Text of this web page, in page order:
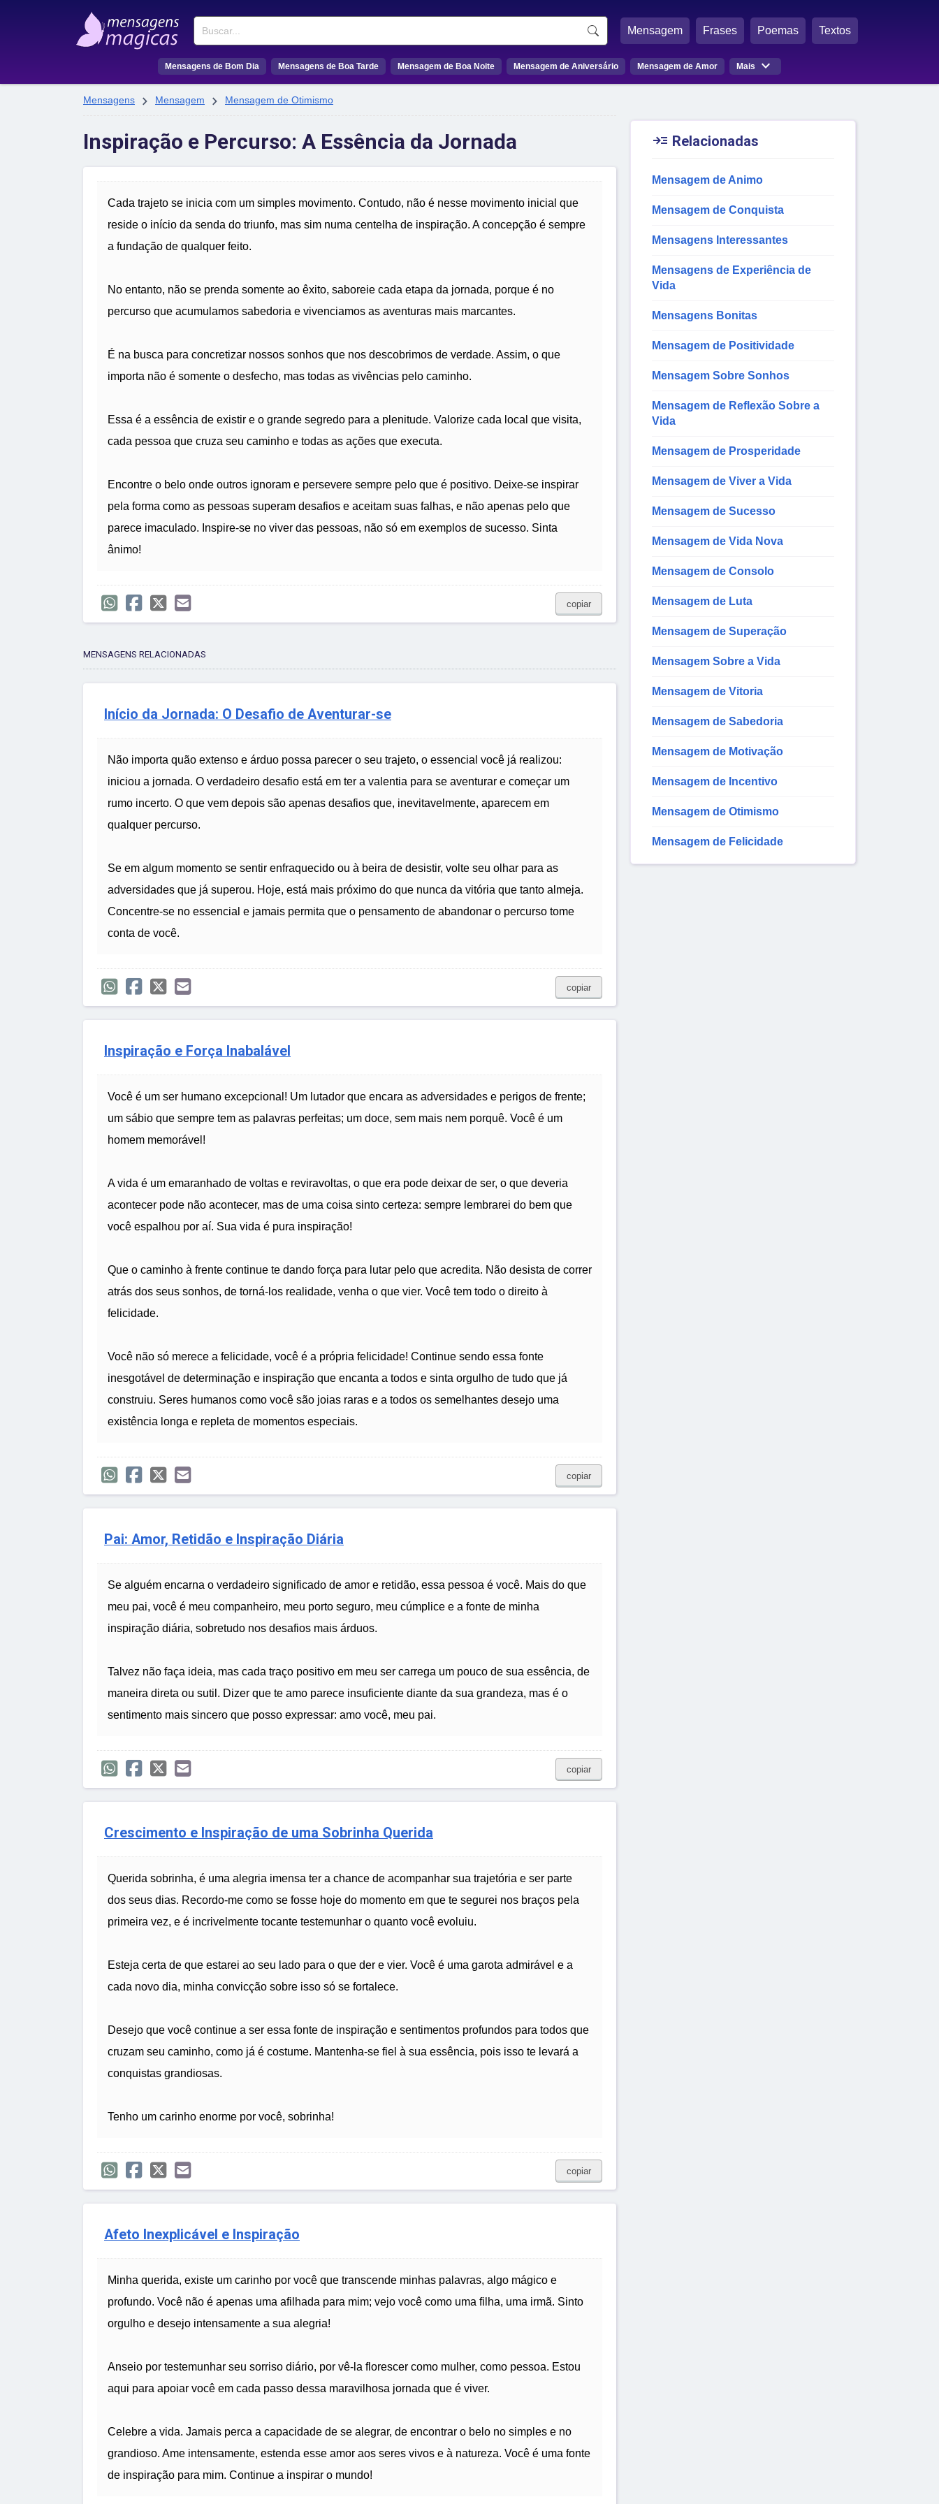
Buscar Mensagem Frases Poemas Textos
Mensagens de Bom Dia Mensagens de Boa Tarde Mensagem de Boa Noite Mensagem de Aniversário Mensagem de Amor Mais 
Mensagens  Mensagem  Mensagem de Otimismo
Inspiração e Percurso: A Essência da Jornada
Cada trajeto se inicia com um simples movimento. Contudo, não é nesse movimento inicial que
reside o início da senda do triunfo, mas sim numa centelha de inspiração. A concepção é sempre
a fundação de qualquer feito.
No entanto, não se prenda somente ao êxito, saboreie cada etapa da jornada, porque é no
percurso que acumulamos sabedoria e vivenciamos as aventuras mais marcantes.
É na busca para concretizar nossos sonhos que nos descobrimos de verdade. Assim, o que
importa não é somente o desfecho, mas todas as vivências pelo caminho.
Essa é a essência de existir e o grande segredo para a plenitude. Valorize cada local que visita,
cada pessoa que cruza seu caminho e todas as ações que executa.
Encontre o belo onde outros ignoram e persevere sempre pelo que é positivo. Deixe-se inspirar
pela forma como as pessoas superam desafios e aceitam suas falhas, e não apenas pelo que
parece imaculado. Inspire-se no viver das pessoas, não só em exemplos de sucesso. Sinta
ânimo!
copiar
MENSAGENS RELACIONADAS
Início da Jornada: O Desafio de Aventurar-se
Não importa quão extenso e árduo possa parecer o seu trajeto, o essencial você já realizou:
iniciou a jornada. O verdadeiro desafio está em ter a valentia para se aventurar e começar um
rumo incerto. O que vem depois são apenas desafios que, inevitavelmente, aparecem em
qualquer percurso.
Se em algum momento se sentir enfraquecido ou à beira de desistir, volte seu olhar para as
adversidades que já superou. Hoje, está mais próximo do que nunca da vitória que tanto almeja.
Concentre-se no essencial e jamais permita que o pensamento de abandonar o percurso tome
conta de você.
copiar
Inspiração e Força Inabalável
Você é um ser humano excepcional! Um lutador que encara as adversidades e perigos de frente;
um sábio que sempre tem as palavras perfeitas; um doce, sem mais nem porquê. Você é um
homem memorável!
A vida é um emaranhado de voltas e reviravoltas, o que era pode deixar de ser, o que deveria
acontecer pode não acontecer, mas de uma coisa sinto certeza: sempre lembrarei do bem que
você espalhou por aí. Sua vida é pura inspiração!
Que o caminho à frente continue te dando força para lutar pelo que acredita. Não desista de correr
atrás dos seus sonhos, de torná-los realidade, venha o que vier. Você tem todo o direito à
felicidade.
Você não só merece a felicidade, você é a própria felicidade! Continue sendo essa fonte
inesgotável de determinação e inspiração que encanta a todos e sinta orgulho de tudo que já
construiu. Seres humanos como você são joias raras e a todos os semelhantes desejo uma
existência longa e repleta de momentos especiais.
copiar
Pai: Amor, Retidão e Inspiração Diária
Se alguém encarna o verdadeiro significado de amor e retidão, essa pessoa é você. Mais do que
meu pai, você é meu companheiro, meu porto seguro, meu cúmplice e a fonte de minha
inspiração diária, sobretudo nos desafios mais árduos.
Talvez não faça ideia, mas cada traço positivo em meu ser carrega um pouco de sua essência, de
maneira direta ou sutil. Dizer que te amo parece insuficiente diante da sua grandeza, mas é o
sentimento mais sincero que posso expressar: amo você, meu pai.
copiar
Crescimento e Inspiração de uma Sobrinha Querida
Querida sobrinha, é uma alegria imensa ter a chance de acompanhar sua trajetória e ser parte
dos seus dias. Recordo-me como se fosse hoje do momento em que te segurei nos braços pela
primeira vez, e é incrivelmente tocante testemunhar o quanto você evoluiu.
Esteja certa de que estarei ao seu lado para o que der e vier. Você é uma garota admirável e a
cada novo dia, minha convicção sobre isso só se fortalece.
Desejo que você continue a ser essa fonte de inspiração e sentimentos profundos para todos que
cruzam seu caminho, como já é costume. Mantenha-se fiel à sua essência, pois isso te levará a
conquistas grandiosas.
Tenho um carinho enorme por você, sobrinha!
copiar
Afeto Inexplicável e Inspiração
Minha querida, existe um carinho por você que transcende minhas palavras, algo mágico e
profundo. Você não é apenas uma afilhada para mim; vejo você como uma filha, uma irmã. Sinto
orgulho e desejo intensamente a sua alegria!
Anseio por testemunhar seu sorriso diário, por vê-la florescer como mulher, como pessoa. Estou
aqui para apoiar você em cada passo dessa maravilhosa jornada que é viver.
Celebre a vida. Jamais perca a capacidade de se alegrar, de encontrar o belo no simples e no
grandioso. Ame intensamente, estenda esse amor aos seres vivos e à natureza. Você é uma fonte
de inspiração para mim. Continue a inspirar o mundo!
 Relacionadas
Mensagem de Animo
Mensagem de Conquista
Mensagens Interessantes
Mensagens de Experiência de
Vida
Mensagens Bonitas
Mensagem de Positividade
Mensagem Sobre Sonhos
Mensagem de Reflexão Sobre a
Vida
Mensagem de Prosperidade
Mensagem de Viver a Vida
Mensagem de Sucesso
Mensagem de Vida Nova
Mensagem de Consolo
Mensagem de Luta
Mensagem de Superação
Mensagem Sobre a Vida
Mensagem de Vitoria
Mensagem de Sabedoria
Mensagem de Motivação
Mensagem de Incentivo
Mensagem de Otimismo
Mensagem de Felicidade